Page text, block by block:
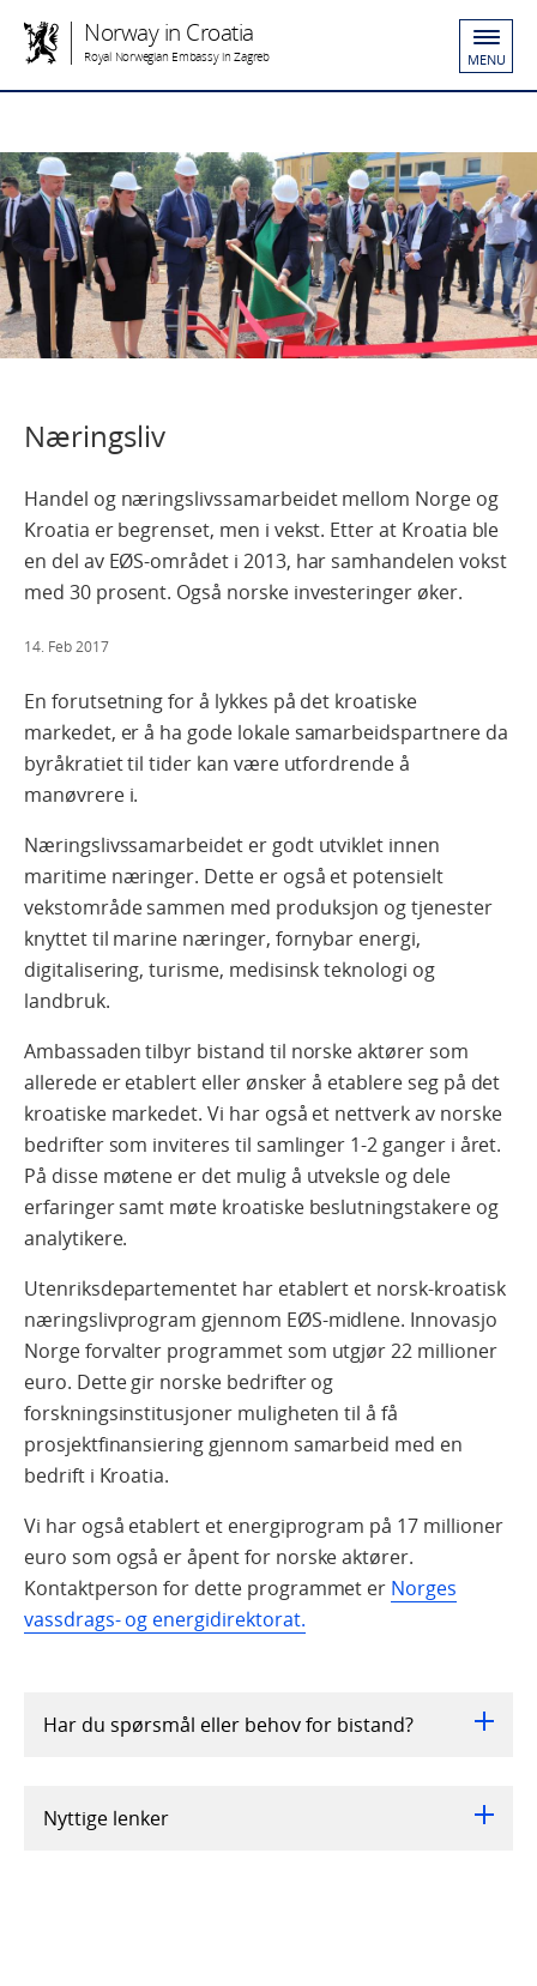
Norway in Croatia
Royal Norwegian Embassy in Zagreb MENU
Næringsliv
Handel og næringslivssamarbeidet mellom Norge og
Kroatia er begrenset, men i vekst. Etter at Kroatia ble
en del av EØS-området i 2013, har samhandelen vokst
med 30 prosent. Også norske investeringer øker.
14. Feb 2017
En forutsetning for å lykkes på det kroatiske
markedet, er å ha gode lokale samarbeidspartnere da
byråkratiet til tider kan være utfordrende å
manøvrere i.
Næringslivssamarbeidet er godt utviklet innen
maritime næringer. Dette er også et potensielt
vekstområde sammen med produksjon og tjenester
knyttet til marine næringer, fornybar energi,
digitalisering, turisme, medisinsk teknologi og
landbruk.
Ambassaden tilbyr bistand til norske aktører som
allerede er etablert eller ønsker å etablere seg på det
kroatiske markedet. Vi har også et nettverk av norske
bedrifter som inviteres til samlinger 1-2 ganger i året.
På disse møtene er det mulig å utveksle og dele
erfaringer samt møte kroatiske beslutningstakere og
analytikere.
Utenriksdepartementet har etablert et norsk-kroatisk
næringslivprogram gjennom EØS-midlene. Innovasjo
Norge forvalter programmet som utgjør 22 millioner
euro. Dette gir norske bedrifter og
forskningsinstitusjoner muligheten til å få
prosjektfinansiering gjennom samarbeid med en
bedrift i Kroatia.
Vi har også etablert et energiprogram på 17 millioner
euro som også er åpent for norske aktører.
Kontaktperson for dette programmet er Norges
vassdrags- og energidirektorat.
Har du spørsmål eller behov for bistand?
Nyttige lenker